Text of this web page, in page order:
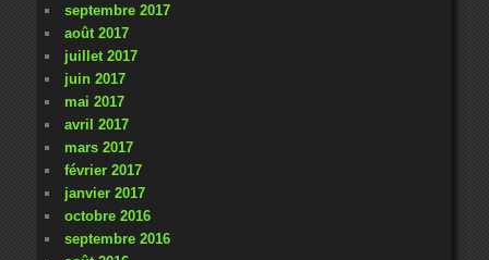
septembre 2017
août 2017
juillet 2017
juin 2017
mai 2017
avril 2017
mars 2017
février 2017
janvier 2017
octobre 2016
septembre 2016